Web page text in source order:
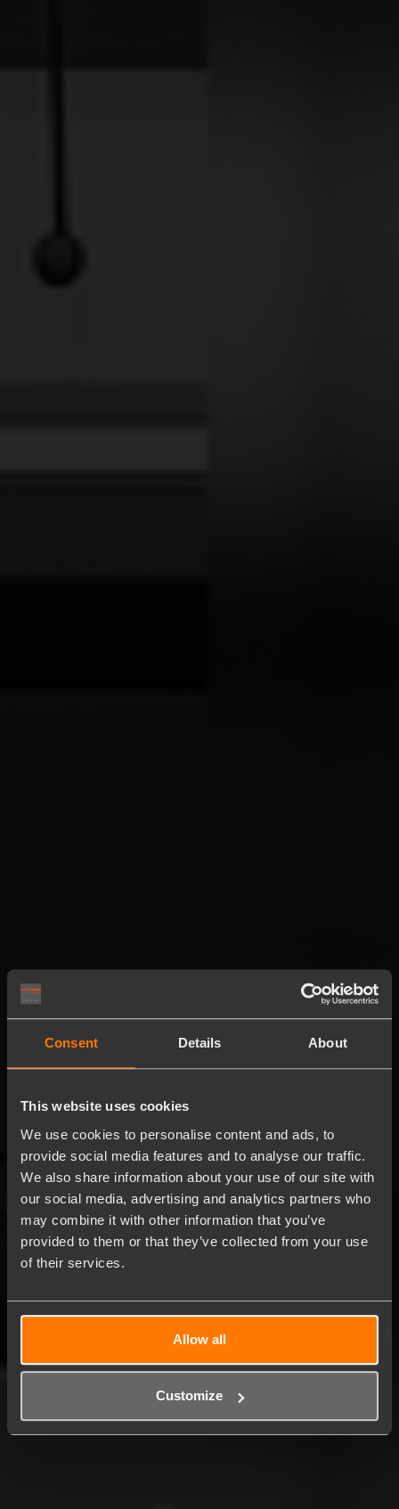
Consent Details About
This website uses cookies
We use cookies to personalise content and ads, to
provide social media features and to analyse our traffic.
We also share information about your use of our site with
our social media, advertising and analytics partners who
may combine it with other information that you’ve
provided to them or that they’ve collected from your use
of their services.
Allow all
Customize